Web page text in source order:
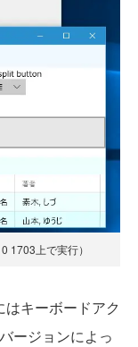
1703上で実行）
キーボードアク
ージョンによっ